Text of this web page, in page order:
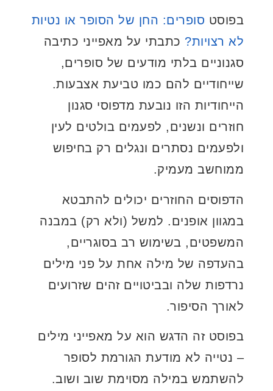
בפוסט סופרים: החן של הסופר או נטיות
לא רצויות? כתבתי על מאפייני כתיבה
סגנוניים בלתי מודעים של סופרים,
שייחודיים להם כמו טביעת אצבעות.
הייחודיות הזו נובעת מדפוסי סגנון
חוזרים ונשנים, לפעמים בולטים לעין
ולפעמים נסתרים ונגלים רק בחיפוש
ממוחשב מעמיק.
הדפוסים החוזרים יכולים להתבטא
במגוון אופנים. למשל (ולא רק) במבנה
המשפטים, בשימוש רב בסוגריים,
בהעדפה של מילה אחת על פני מילים
נרדפות שלה ובביטויים זהים שזרועים
לאורך הסיפור.
בפוסט זה הדגש הוא על מאפייני מילים
– נטייה לא מודעת הגורמת לסופר
להשתמש במילה מסוימת שוב ושוב.